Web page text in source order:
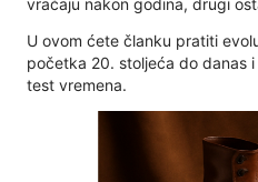
U ovom ćete članku pratiti
početka 20. stoljeća do danas
test vremena.